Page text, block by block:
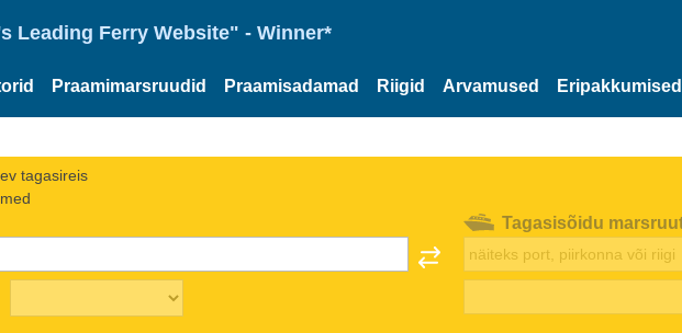
Leading Ferry Website" - Winner*
Praamimarsruudid Praamisadamad Riigid Arvamused Eripakkumised
tagasireis
Tagasisõidu